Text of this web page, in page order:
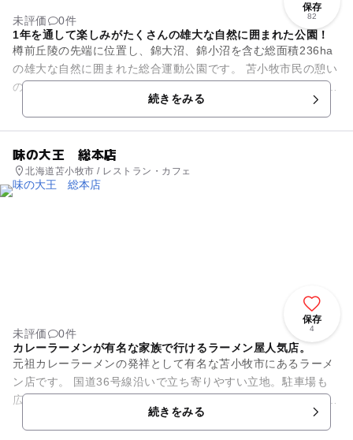
保存
82
未評価
0件
1年を通して楽しみがたくさんの雄大な自然に囲まれた公園！
樽前丘陵の先端に位置し、錦大沼、錦小沼を含む総面積236ha
の雄大な自然に囲まれた総合運動公園です。 苫小牧市民の憩い
の場として多くの市民に親しまれています。 沼の周囲は散策路
続きをみる
味の大王 総本店
北海道苫小牧市 / レストラン・カフェ
保存
4
未評価
0件
カレーラーメンが有名な家族で行けるラーメン屋人気店。
元祖カレーラーメンの発祥として有名な苫小牧市にあるラーメ
ン店です。 国道36号線沿いで立ち寄りやすい立地。駐車場も
広々として停めやすい！ 広々とした店内は活気があり、常にお
続きをみる